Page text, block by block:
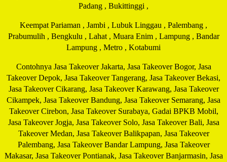
Padang , Bukittinggi ,
Keempat Pariaman , Jambi , Lubuk Linggau , Palembang ,
Prabumulih , Bengkulu , Lahat , Muara Enim , Lampung , Bandar
Lampung , Metro , Kotabumi
Contohnya Jasa Takeover Jakarta, Jasa Takeover Bogor, Jasa
Takeover Depok, Jasa Takeover Tangerang, Jasa Takeover Bekasi,
Jasa Takeover Cikarang, Jasa Takeover Karawang, Jasa Takeover
Cikampek, Jasa Takeover Bandung, Jasa Takeover Semarang, Jasa
Takeover Cirebon, Jasa Takeover Surabaya, Gadai BPKB Mobil,
Jasa Takeover Jogja, Jasa Takeover Solo, Jasa Takeover Bali, Jasa
Takeover Medan, Jasa Takeover Balikpapan, Jasa Takeover
Palembang, Jasa Takeover Bandar Lampung, Jasa Takeover
Makasar, Jasa Takeover Pontianak, Jasa Takeover Banjarmasin, Jasa